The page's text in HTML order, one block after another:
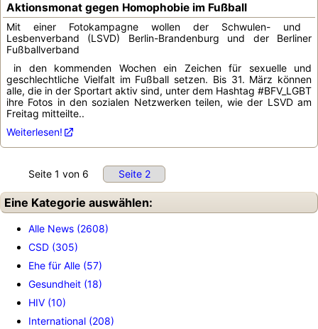
Aktionsmonat gegen Homophobie im Fußball
Mit einer Fotokampagne wollen der Schwulen- und
Lesbenverband (LSVD) Berlin-Brandenburg und der Berliner
Fußballverband
in den kommenden Wochen ein Zeichen für sexuelle und
geschlechtliche Vielfalt im Fußball setzen. Bis 31. März können
alle, die in der Sportart aktiv sind, unter dem Hashtag #BFV_LGBT
ihre Fotos in den sozialen Netzwerken teilen, wie der LSVD am
Freitag mitteilte..
Weiterlesen!
Seite 1 von 6 Seite 2
Eine Kategorie auswählen:
Alle News (2608)
CSD (305)
Ehe für Alle (57)
Gesundheit (18)
HIV (10)
International (208)